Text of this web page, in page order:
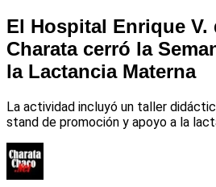
El Hospital Enrique V.
Charata cerró la
la Lactancia Materna
La actividad incluyó un taller
stand de promoción y apoyo a la